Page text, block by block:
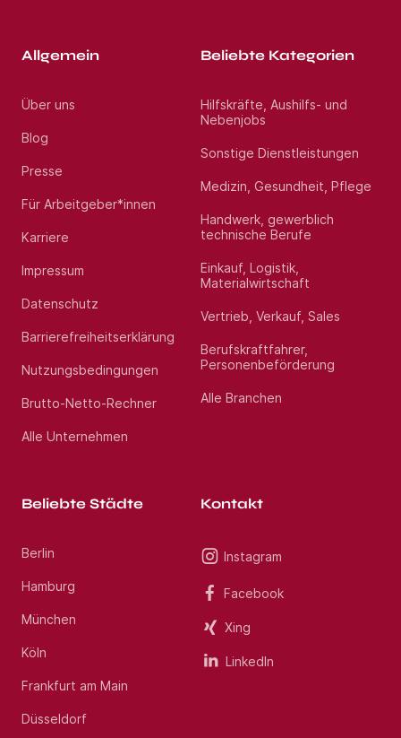
Allgemein
Über uns
Blog
Presse
Für Arbeitgeber*innen
Karriere
Impressum
Datenschutz
Barrierefreiheitserklärung
Nutzungsbedingungen
Brutto-Netto-Rechner
Alle Unternehmen
Beliebte Kategorien
Hilfskräfte, Aushilfs- und
Nebenjobs
Sonstige Dienstleistungen
Medizin, Gesundheit, Pflege
Handwerk, gewerblich
technische Berufe
Einkauf, Logistik,
Materialwirtschaft
Vertrieb, Verkauf, Sales
Berufskraftfahrer,
Personenbeförderung
Alle Branchen
Beliebte Städte
Berlin
Hamburg
München
Köln
Frankfurt am Main
Düsseldorf
Kontakt
Instagram
Facebook
Xing
LinkedIn